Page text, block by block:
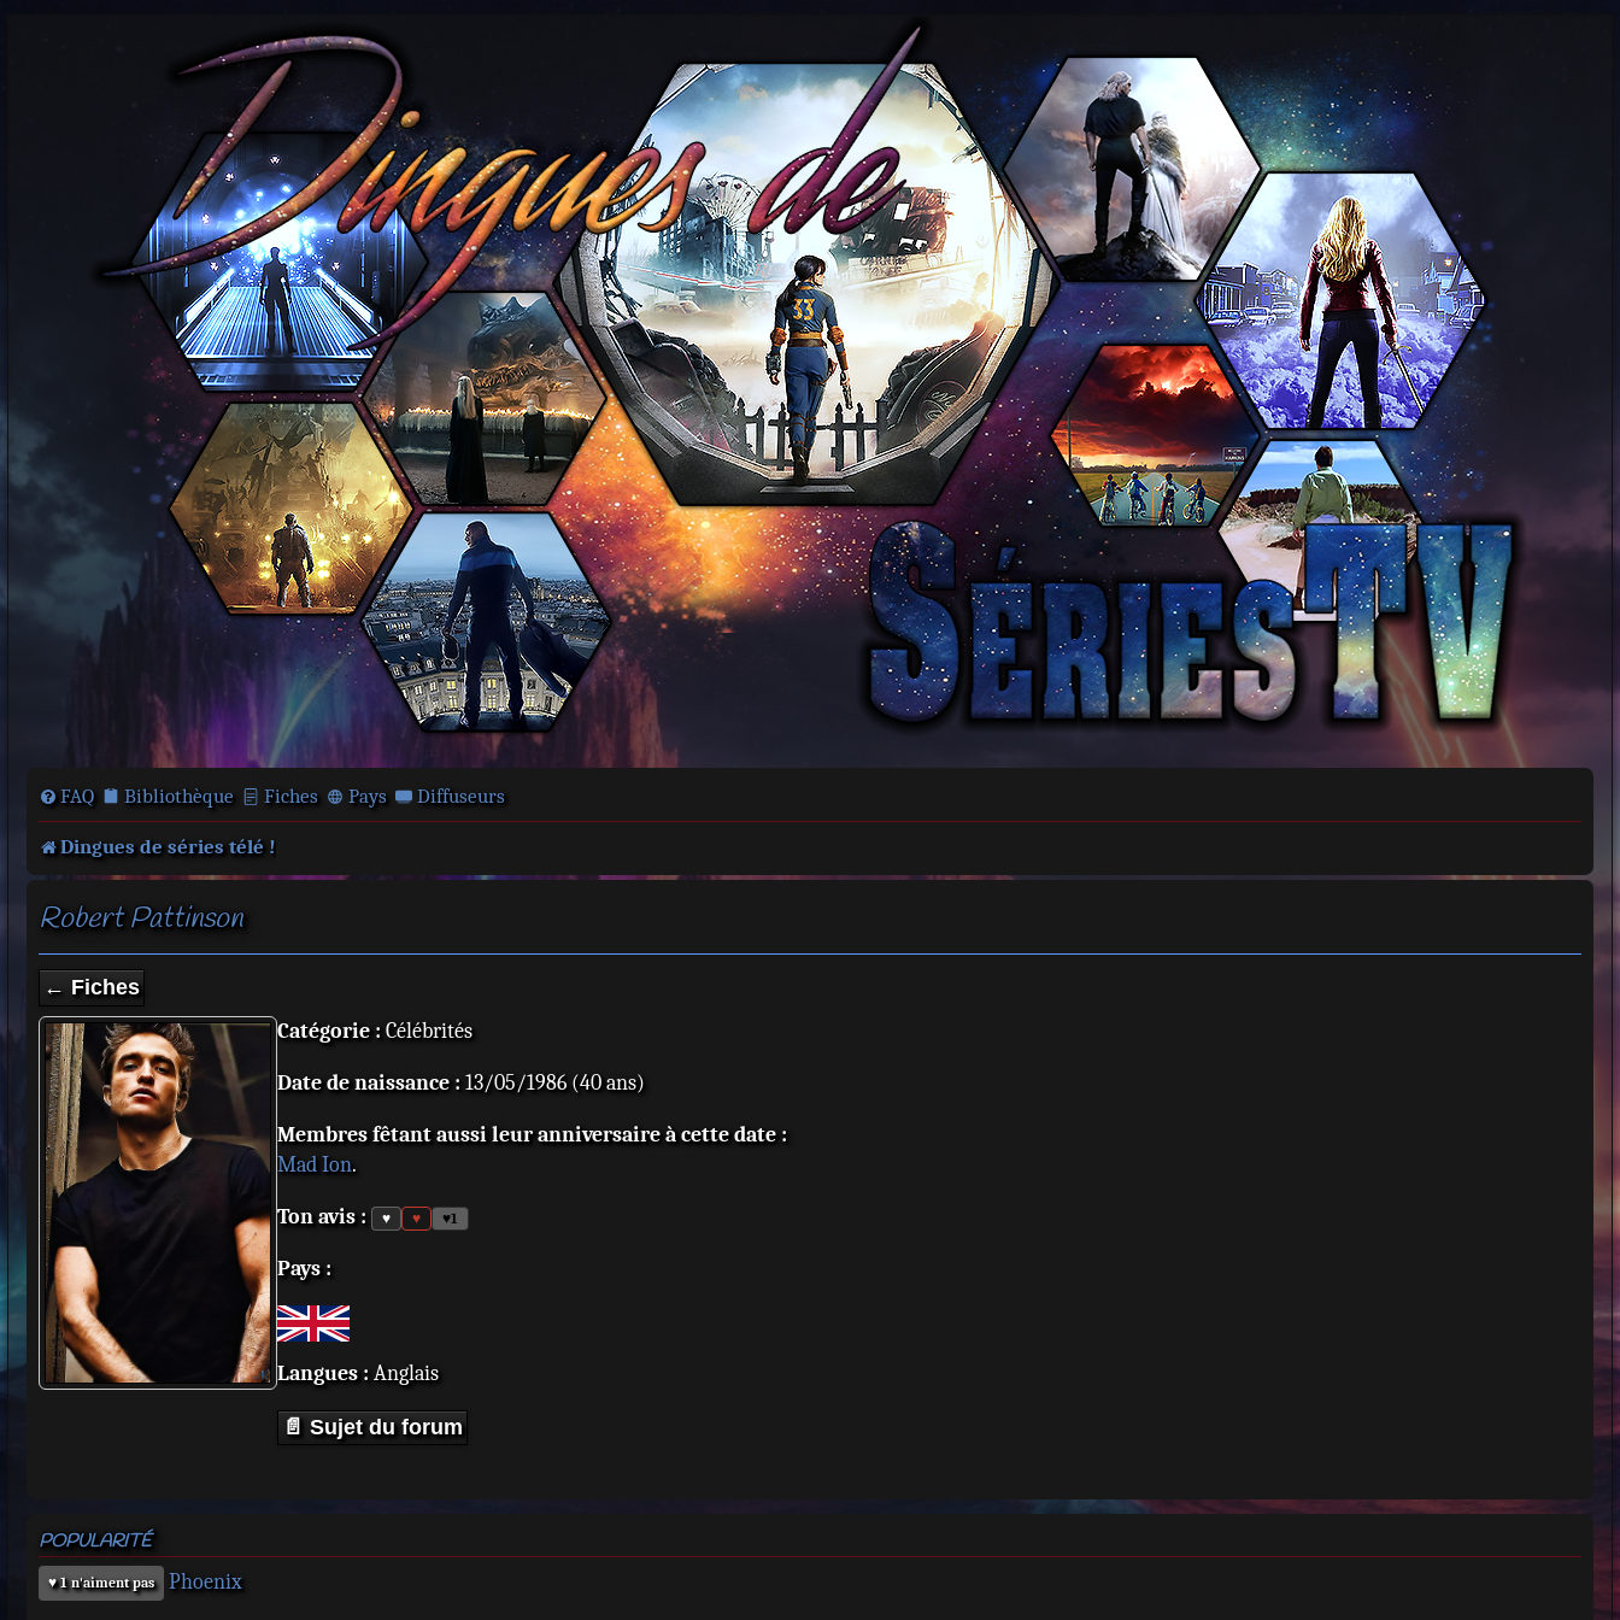
FAQ Bibliothèque Fiches Pays Diffuseurs
Dingues de séries télé !
Robert Pattinson
← Fiches
Catégorie : Célébrités
Date de naissance : 13/05/1986 (40 ans)
Membres fêtant aussi leur anniversaire à cette date :
Mad Ion.
Ton avis : ♥ ♥ ♥1
Pays :
Langues : Anglais
📄 Sujet du forum
POPULARITÉ
♥ 1 n'aiment pas Phoenix